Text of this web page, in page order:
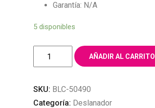
Garantía: N/A
5 disponibles
DESLANADOR
MANTO
cantidad
AÑADIR AL CARRITO
SKU: BLC-50490
Categoría: Deslanador